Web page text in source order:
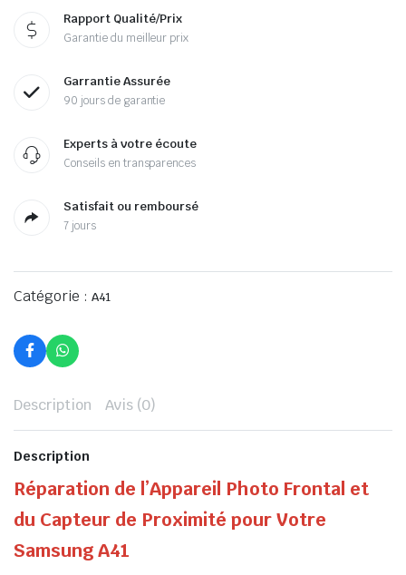
Rapport Qualité/Prix
Garantie du meilleur prix
Garrantie Assurée
90 jours de garantie
Experts à votre écoute
Conseils en transparences
Satisfait ou remboursé
7 jours
Catégorie : A41
Description Avis (0)
Description
Réparation de l’Appareil Photo Frontal et
du Capteur de Proximité pour Votre
Samsung A41